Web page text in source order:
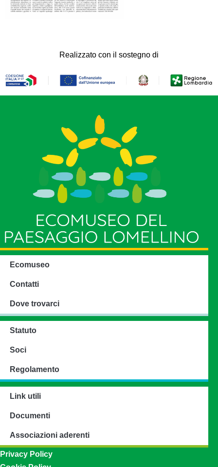
Realizzato con il sostegno di
Ecomuseo
Contatti
Dove trovarci
Statuto
Soci
Regolamento
Link utili
Documenti
Associazioni aderenti
Privacy Policy